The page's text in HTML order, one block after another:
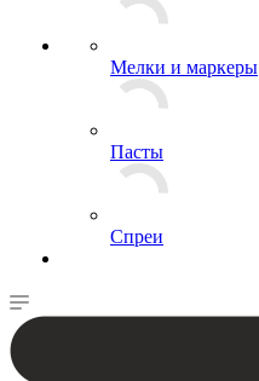
Мелки и маркеры
Пасты
Спреи